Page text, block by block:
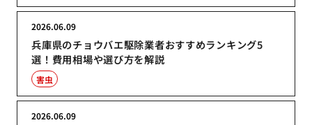
兵庫県のチョウバエ駆除業者おすすめランキング5
選！費用相場や選び方を解説
2026.06.09
害虫
2026.06.09